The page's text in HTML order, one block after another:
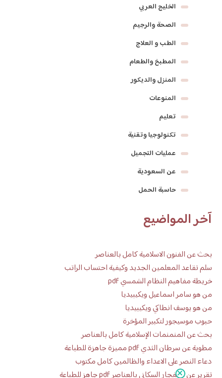
الخليج العربي
الصحة والرجيم
الطب و العلاج
المطبخ والطعام
المنزل والديكور
المنوعات
تعليم
تكنولوجيا وتقنية
عمليات التجميل
عن السعودية
حاسبة الحمل
آخر المواضيع
بحث عن الفنون الاسلامية كامل بالعناصر
سلم تقاعد المعلمين الجديد وكيفية احتساب الراتب
خريطة مفاهيم النظام الشمسي pdf
من هو سامر اسماعيل ويكيبيديا
من هو يوسف انطاكي ويكيبيديا
حبوب موسيجور لتكبير المؤخرة
بحث عن المنمنمات الإسلامية كامل بالعناصر
مطوية عن سرطان الثدي pdf مميزة جاهزة للطباعة
دعاء النصر على الاعداء والظالمين كامل مكتوب
تقرير عن الانفجار السكاني بالعناصر pdf جاهز للطباعة